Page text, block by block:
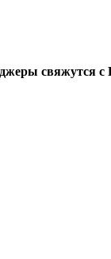
свяжутся с